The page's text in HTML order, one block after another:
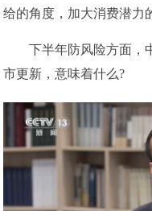
给的角度，加大消费潜力
下半年防风险方面，中
市更新，意味着什么?